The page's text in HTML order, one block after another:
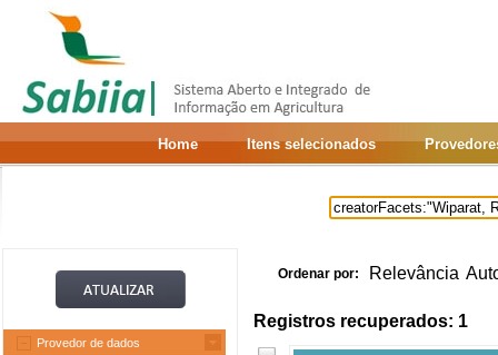
Home Itens selecionados
Provedor de dados
Ordenar por: Relevância
Registros recuperados: 1